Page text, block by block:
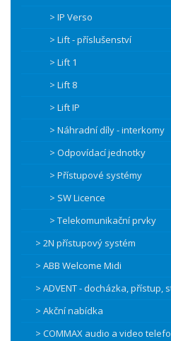
> IP Verso
> Lift - příslušenství
> Lift 1
> Lift 8
> Lift IP
> Náhradní díly - interkomy
> Odpovídací jednotky
> Přístupové systémy
> SW Licence
> Telekomunikační prvky
> 2N přístupový systém
> ABB Welcome Midi
> ADVENT - docházka, přístup,
> Akční nabídka
> COMMAX audio a video